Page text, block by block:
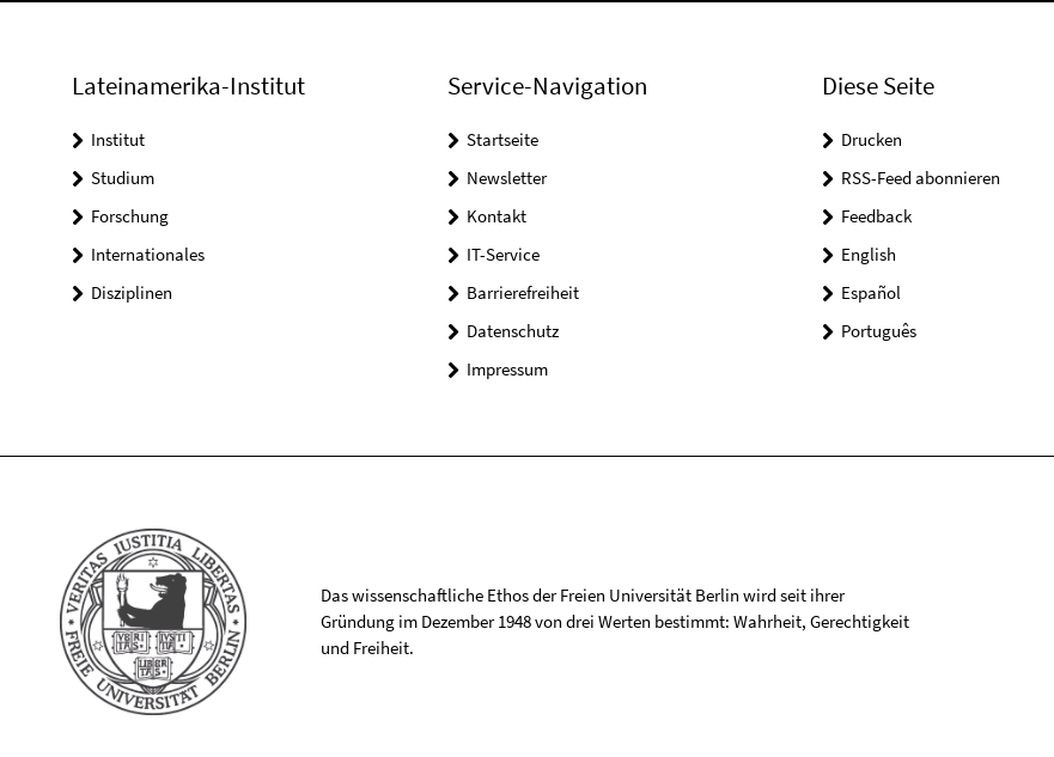
Lateinamerika-Institut
Institut
Studium
Forschung
Internationales
Disziplinen
Service-Navigation
Startseite
Newsletter
Kontakt
IT-Service
Barrierefreiheit
Datenschutz
Impressum
Diese Seite
Drucken
RSS-Feed abonnieren
Feedback
English
Español
Português
Das wissenschaftliche Ethos der Freien Universität Berlin wird seit ihrer
Gründung im Dezember 1948 von drei Werten bestimmt: Wahrheit, Gerechtigkeit
und Freiheit.